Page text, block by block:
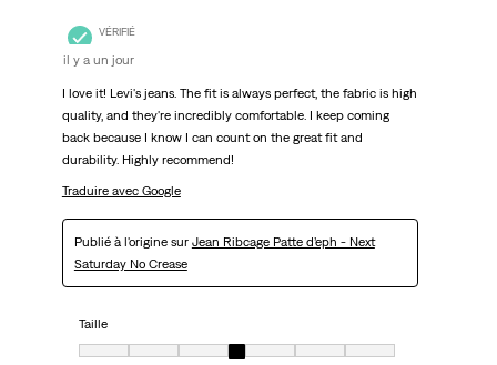
VÉRIFIÉ
il y a un jour
I love it! Levi's jeans. The fit is always perfect, the fabric is high
quality, and they're incredibly comfortable. I keep coming
back because I know I can count on the great fit and
durability. Highly recommend!
Traduire avec Google
Publié à l'origine sur Jean Ribcage Patte d’eph - Next
Saturday No Crease
Taille
Taille, 4 sur 7, où 1 est égal à Très petit et 7 est égal à Très grand